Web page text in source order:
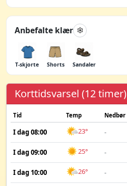
Anbefalte klær
T-skjorte Shorts Sandaler
Korttidsvarsel (12 timer)
Tid Temp Nedbør
I dag 08:00 23° -
I dag 09:00 25° -
I dag 10:00 26° -